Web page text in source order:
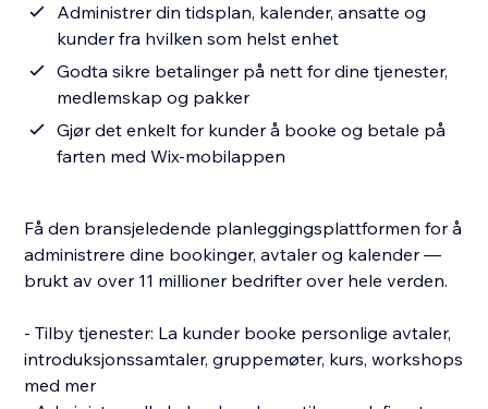
Administrer din tidsplan, kalender, ansatte og
kunder fra hvilken som helst enhet
Godta sikre betalinger på nett for dine tjenester,
medlemskap og pakker
Gjør det enkelt for kunder å booke og betale på
farten med Wix-mobilappen
Få den bransjeledende planleggingsplattformen for å
administrere dine bookinger, avtaler og kalender —
brukt av over 11 millioner bedrifter over hele verden.
- Tilby tjenester: La kunder booke personlige avtaler,
introduksjonssamtaler, gruppemøter, kurs, workshops
med mer